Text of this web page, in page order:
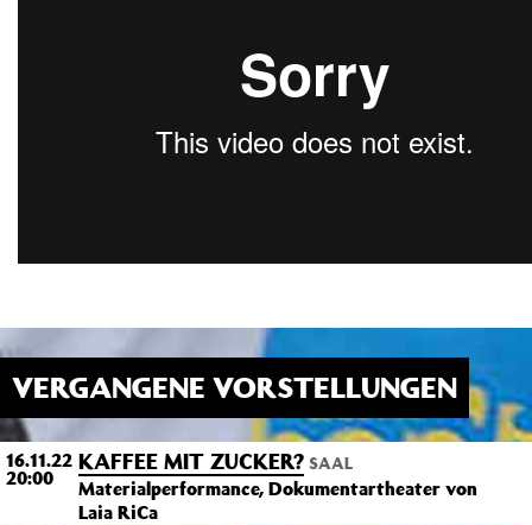
VERGANGENE VORSTELLUNGEN
16.11.22
20:00
KAFFEE MIT ZUCKER? SAAL
Materialperformance, Dokumentartheater von
Laia RiCa